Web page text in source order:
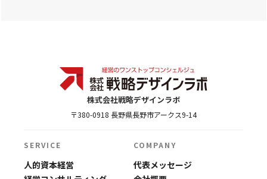
株式会社戦略デザインラボ
〒380-0918 長野県長野市アークス9-14
SERVICE
人的資本経営
COMPANY
代表メッセージ